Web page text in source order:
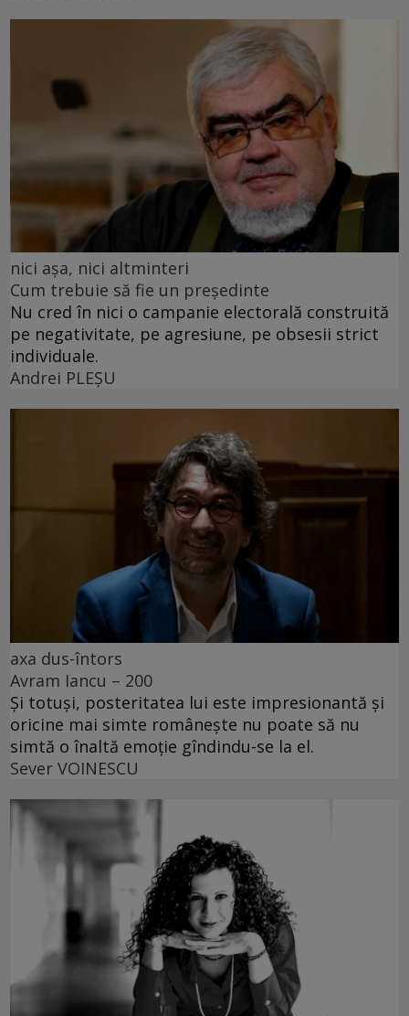
nici așa, nici altminteri
Cum trebuie să fie un președinte
Nu cred în nici o campanie electorală construită
pe negativitate, pe agresiune, pe obsesii strict
individuale.
Andrei PLEŞU
axa dus-întors
Avram Iancu – 200
Și totuși, posteritatea lui este impresionantă și
oricine mai simte românește nu poate să nu
simtă o înaltă emoție gîndindu-se la el.
Sever VOINESCU